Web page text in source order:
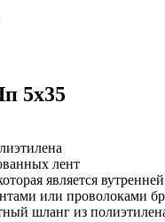
5х35
лент
является
или проволоками
шланг из